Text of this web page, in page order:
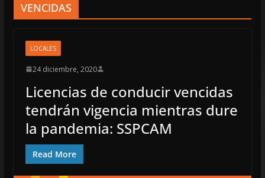
VENCIDAS
LOCALES
24 diciembre, 2020
Licencias de conducir vencidas
tendrán vigencia mientras dure
la pandemia: SSPCAM
Read More